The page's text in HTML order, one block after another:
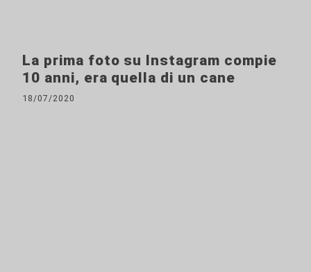
La prima foto su Instagram compie
10 anni, era quella di un cane
18/07/2020